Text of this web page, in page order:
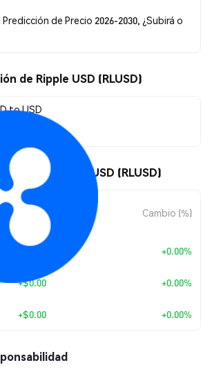
de Precio 2026-2030, ¿Subirá o
de Ripple USD (RLUSD)
to USD
de Ripple USD (RLUSD)
Cambio de
Monto
Cambio (%)
$0.00 +0.00%
+$0.00 +0.00%
+$0.00 +0.00%